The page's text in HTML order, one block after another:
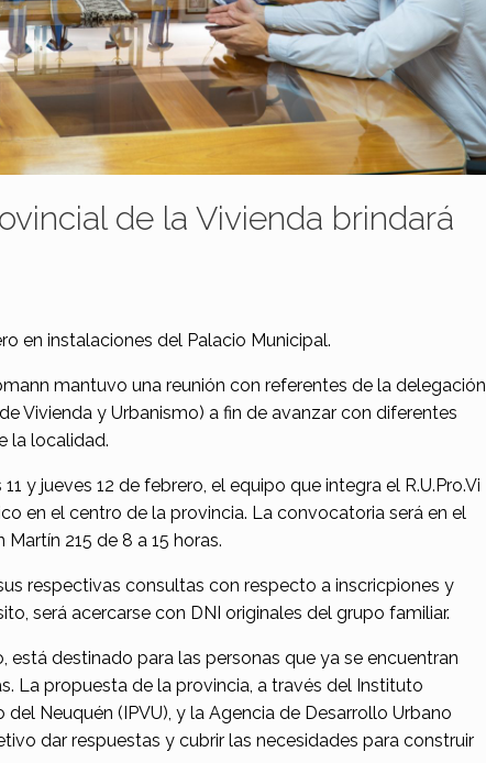
de la Vivienda brindará
en instalaciones del Palacio Municipal.
mantuvo una reunión con referentes de la delegación
Vivienda y Urbanismo) a fin de avanzar con diferentes
la localidad.
y jueves 12 de febrero, el equipo que integra el R.U.Pro.Vi
en el centro de la provincia. La convocatoria será en el
215 de 8 a 15 horas.
respectivas consultas con respecto a inscricpiones y
será acercarse con DNI originales del grupo familiar.
destinado para las personas que ya se encuentran
La propuesta de la provincia, a través del Instituto
Neuquén (IPVU), y la Agencia de Desarrollo Urbano
dar respuestas y cubrir las necesidades para construir